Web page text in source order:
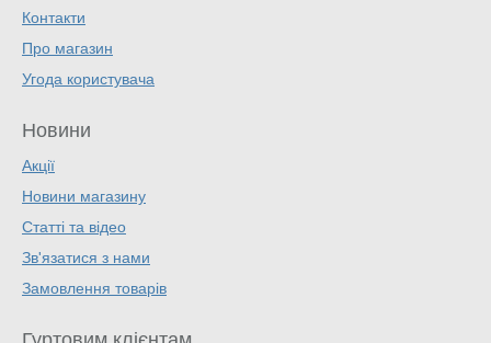
Контакти
Про магазин
Угода користувача
Новини
Акції
Новини магазину
Статті та відео
Зв'язатися з нами
Замовлення товарів